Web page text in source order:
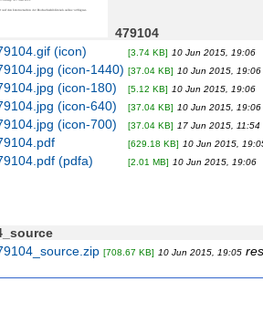
479104
(icon) [3.74 KB] 10 Jun 2015, 19:06
(icon-1440) [37.04 KB] 10 Jun 2015, 19:06
(icon-180) [5.12 KB] 10 Jun 2015, 19:06
(icon-640) [37.04 KB] 10 Jun 2015, 19:06
(icon-700) [37.04 KB] 17 Jun 2015, 11:54
[629.18 KB] 10 Jun 2015,
(pdfa) [2.01 MB] 10 Jun 2015, 19:06
[708.67 KB] 10 Jun 2015, 19:05